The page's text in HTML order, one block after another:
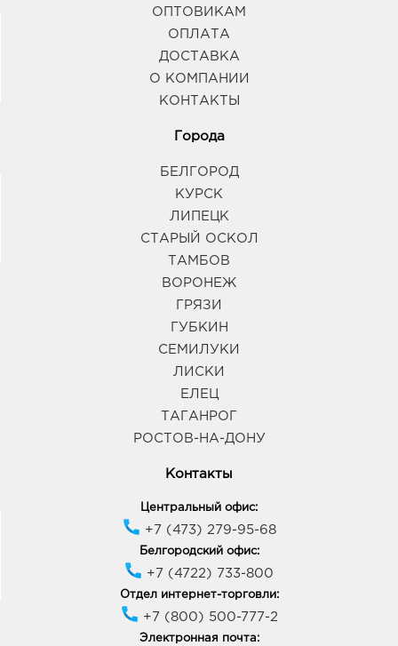
ОПТОВИКАМ
ОПЛАТА
ДОСТАВКА
О КОМПАНИИ
КОНТАКТЫ
Города
БЕЛГОРОД
КУРСК
ЛИПЕЦК
СТАРЫЙ ОСКОЛ
ТАМБОВ
ВОРОНЕЖ
ГРЯЗИ
ГУБКИН
СЕМИЛУКИ
ЛИСКИ
ЕЛЕЦ
ТАГАНРОГ
РОСТОВ-НА-ДОНУ
Контакты
Центральный офис:
+7 (473) 279-95-68
Белгородский офис:
+7 (4722) 733-800
Отдел интернет-торговли:
+7 (800) 500-777-2
Электронная почта: